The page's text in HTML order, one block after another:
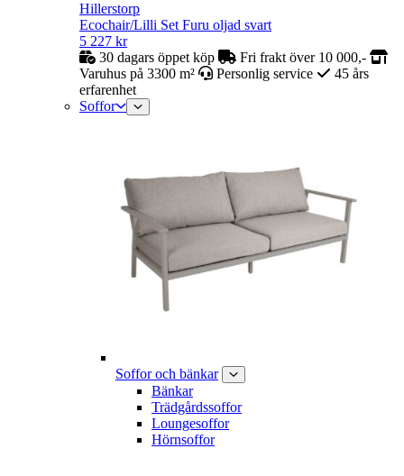
Hillerstorp
Ecochair/Lilli Set Furu oljad svart
5 227 kr
30 dagars öppet köp
Fri frakt över 10 000,-
Varuhus på 3300 m²
Personlig service
45 års
erfarenhet
Soffor
Soffor och bänkar
Bänkar
Trädgårdssoffor
Loungesoffor
Hörnsoffor